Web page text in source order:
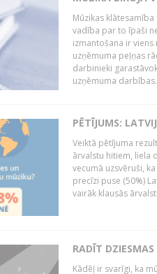
Mūzikas
vadība par to īpaši
izmantošana ir
uzņēmuma peļņas
darbinieki
uzņēmuma
PĒTĪJUMS:
Veiktā pētījuma
ārvalstu hitiem, liela
vecumā uzsvēruši,
precīzi puse (50%)
vairāk klausās
RADĪT
Kādēļ ir svarīgi, ka